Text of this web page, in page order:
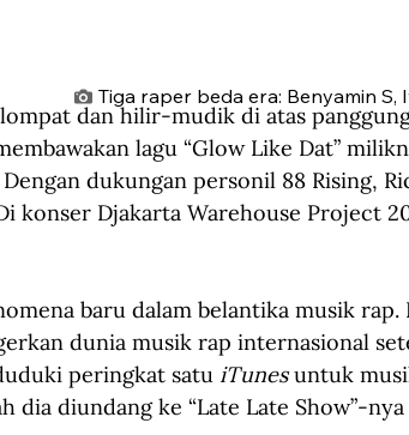
Tiga raper beda era: Benyamin S,
dan hilir-mudik di atas
lagu “Glow Like Dat”
dukungan personil 88 Rising,
konser Djakarta Warehouse Project
baru dalam belantika musik rap.
dunia musik rap internasional
peringkat satu iTunes untuk
dia diundang ke “Late Late Show”-